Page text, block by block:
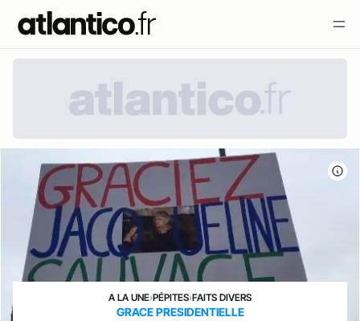
A LA UNE›PÉPITES›FAITS DIVERS
GRACE PRESIDENTIELLE